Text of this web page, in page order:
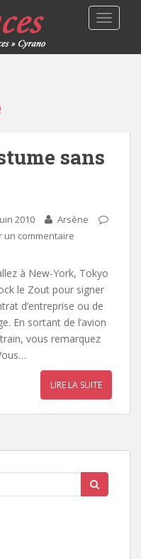
sans
2010
Arsène
un commentaire
à New-York, Tokyo
le Zout pour signer
d’entreprise ou de
En sortant de l’avion
vous remarquez
LIRE LA SUITE